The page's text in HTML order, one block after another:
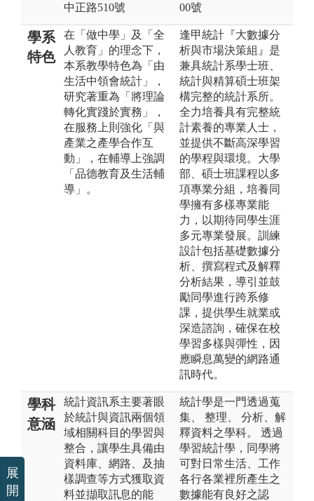
中正路510號
00號
學系
特色
在「做中學」及「全
人教育」的理念下，
本系教學特色為「由
生活中領會統計」，
研究著重為「將理論
轉化實踐於實務」，
在服務上則強化「與
產業之產學合作互
動」，在輔導上強調
「品德教育及生活輔
導」。
逢甲統計『大數據分
析與市場決策組』是
兼具統計系學士班、
統計與精算碩士班架
構完整的統計系所。
全力培養具有完整統
計素養的專業人士，
並提供不斷高深學習
的學程與環境。大學
部、碩士班課程以多
項專業分組，培養同
學擁有多樣專業能
力，以期待同學生涯
多元專業發展。訓練
設計包括基礎數據分
析、撰寫程式及解釋
分析結果，導引並鼓
勵同學進行跨系修
課，提供學生就業或
深造諮詢，確保在校
學習多樣與彈性，因
應瞬息萬變的網路通
訊時代。
學科
意涵
統計資訊系主要著眼
於統計與資訊兩個領
域相關科目的學習與
整合，讓學生具備由
資料庫、網路、及抽
樣調查等方式獲取資
料並擷取訊息的能
統計學是一門透過蒐
集、 整理、 分析、解
釋資料之學科。 透過
學習統計學，同學將
可對日常生活、工作
各行各業裡所產生之
數據能有良好之認
展
開